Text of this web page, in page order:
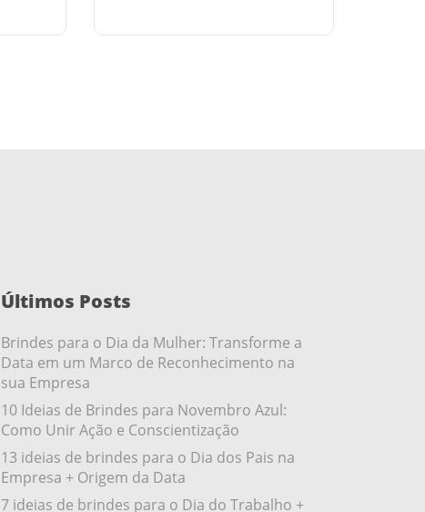
Últimos Posts
Brindes para o Dia da Mulher: Transforme a
Data em um Marco de Reconhecimento na
sua Empresa
10 Ideias de Brindes para Novembro Azul:
Como Unir Ação e Conscientização
13 ideias de brindes para o Dia dos Pais na
Empresa + Origem da Data
7 ideias de brindes para o Dia do Trabalho +